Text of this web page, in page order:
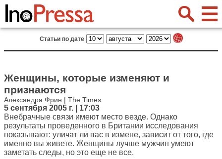
Статьи по дате
Женщины, которые изменяют и
признаются
Александра Фрин | The Times
5 сентября 2005 г. | 17:03
Внебрачные связи имеют место везде. Однако
результаты проведенного в Британии исследования
показывают: уличат ли вас в измене, зависит от того, где
именно вы живете. Женщины лучше мужчин умеют
заметать следы, но это еще не все.